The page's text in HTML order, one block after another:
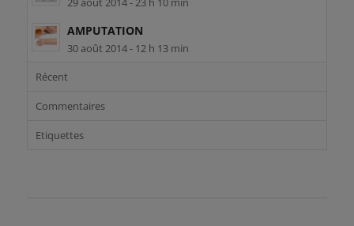
AMPUTATION
30 août 2014 - 12 h 13 min
Récent
Commentaires
Etiquettes